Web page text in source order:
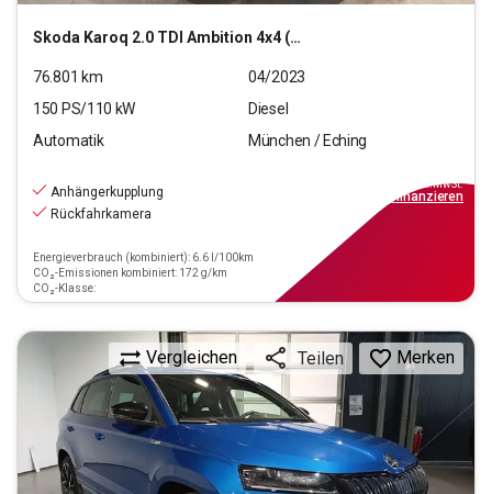
Skoda Karoq 2.0 TDI Ambition 4x4 (EURO 6d)
76.801 km
04/2023
150 PS/110 kW
Diesel
Automatik
München / Eching
Anhängerkupplung
Rückfahrkamera
Energieverbrauch (kombiniert): 6.6 l/100km
CO₂-Emissionen kombiniert: 172 g/km
CO₂-Klasse:
inkl.MwSt.
finanzieren
Vergleichen Teilen Merken